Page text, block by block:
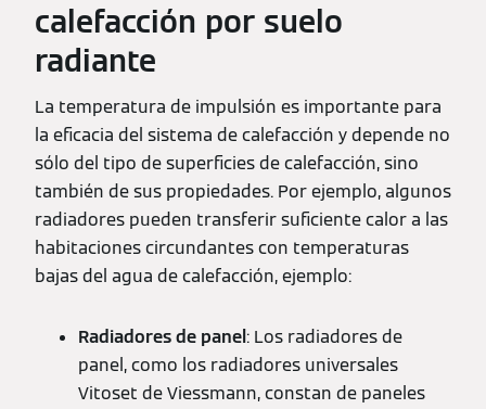
calefacción por suelo
radiante
La temperatura de impulsión es importante para
la eficacia del sistema de calefacción y depende no
sólo del tipo de superficies de calefacción, sino
también de sus propiedades. Por ejemplo, algunos
radiadores pueden transferir suficiente calor a las
habitaciones circundantes con temperaturas
bajas del agua de calefacción, ejemplo:
Radiadores de panel : Los radiadores de
panel, como los radiadores universales
Vitoset de Viessmann, constan de paneles